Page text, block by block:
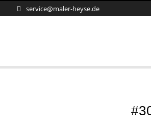
service@maler-heyse.de